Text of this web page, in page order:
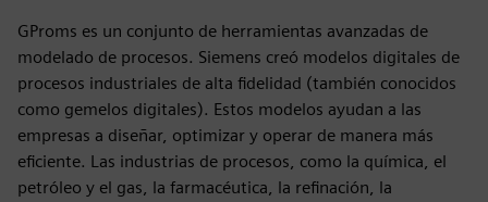
GProms es un conjunto de herramientas avanzadas de
modelado de procesos. Siemens creó modelos digitales de
procesos industriales de alta fidelidad (también conocidos
como gemelos digitales). Estos modelos ayudan a las
empresas a diseñar, optimizar y operar de manera más
eficiente. Las industrias de procesos, como la química, el
petróleo y el gas, la farmacéutica, la refinación, la